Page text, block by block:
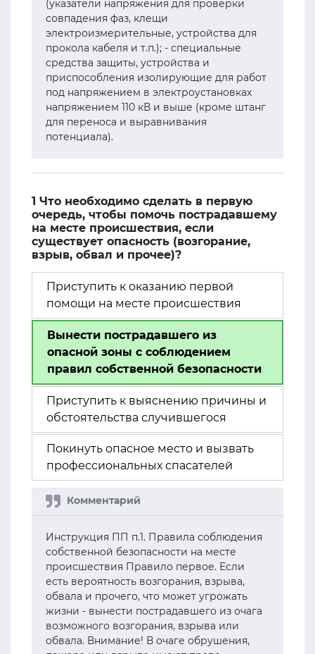
(указатели напряжения для проверки
совпадения фаз, клещи
электроизмерительные, устройства для
прокола кабеля и т.п.); - специальные
средства защиты, устройства и
приспособления изолирующие для работ
под напряжением в электроустановках
напряжением 110 кВ и выше (кроме штанг
для переноса и выравнивания
потенциала).
1 Что необходимо сделать в первую
очередь, чтобы помочь пострадавшему
на месте происшествия, если
существует опасность (возгорание,
взрыв, обвал и прочее)?
Приступить к оказанию первой
помощи на месте происшествия
Вынести пострадавшего из
опасной зоны с соблюдением
правил собственной безопасности
Приступить к выяснению причины и
обстоятельства случившегося
Покинуть опасное место и вызвать
профессиональных спасателей
Инструкция ПП п.1. Правила соблюдения
собственной безопасности на месте
происшествия Правило первое. Если
есть вероятность возгорания, взрыва,
обвала и прочего, что может угрожать
жизни - вынести пострадавшего из очага
возможного возгорания, взрыва или
обвала. Внимание! В очаге обрушения,